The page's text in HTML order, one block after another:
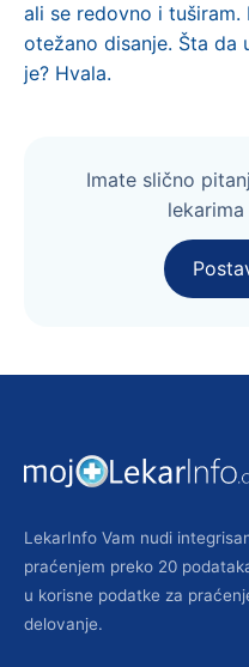
ali se redovno i
otežano disanje. Šta da
je? Hvala.
Imate slično
LekarInfo Vam nudi
praćenjem preko 20
u korisne podatke za
delovanje.